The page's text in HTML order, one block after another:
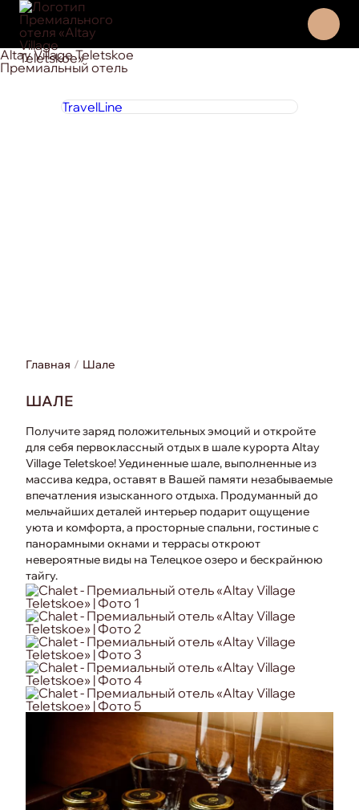
Altay Village Teletskoe
Премиальный отель
TravelLine
Главная Шале
ШАЛЕ
Получите заряд положительных эмоций и откройте
для себя первоклассный отдых в шале курорта Altay
Village Teletskoe! Уединенные шале, выполненные из
массива кедра, оставят в Вашей памяти незабываемые
впечатления изысканного отдыха. Продуманный до
мельчайших деталей интерьер подарит ощущение
уюта и комфорта, а просторные спальни, гостиные с
панорамными окнами и террасы откроют
невероятные виды на Телецкое озеро и бескрайнюю
тайгу.